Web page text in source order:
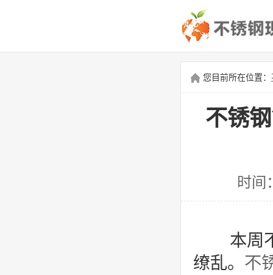
您目前所在位置：
不锈
时间
本周
缭乱。 不